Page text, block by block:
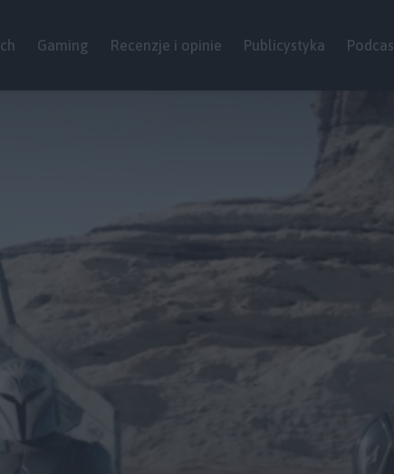
Gaming Recenzje i opinie Publicystyka